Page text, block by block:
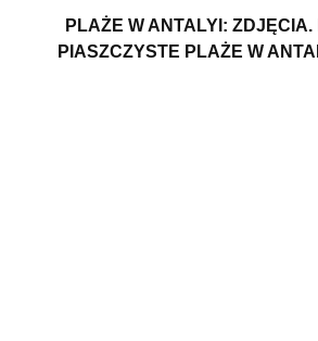
PLAŻE W ANTALYI:
PIASZCZYSTE PLAŻE W